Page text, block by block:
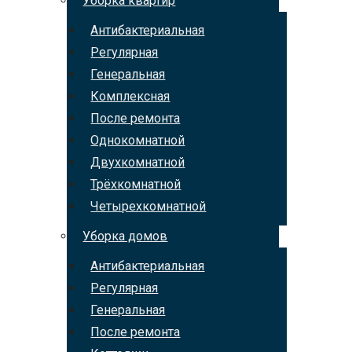
Антибактериальная
Регулярная
Генеральная
Комплексная
После ремонта
Однокомнатной
Двухкомнатной
Трёхкомнатной
Четырехкомнатной
Уборка домов
Антибактериальная
Регулярная
Генеральная
После ремонта